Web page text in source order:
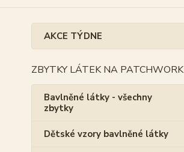
AKCE TÝDNE
ZBYTKY LÁTEK NA PATCHWORK
Bavlněné látky - všechny
zbytky
Dětské vzory bavlněné látky